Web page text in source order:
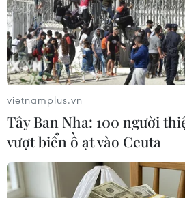
Ngay từ khi bước chân vào cổng, du
sự xanh mát với những hàng cây
Hiếu/
vietnamplus.vn
Tây Ban Nha: 100 người
vượt biển ồ ạt vào Ceuta